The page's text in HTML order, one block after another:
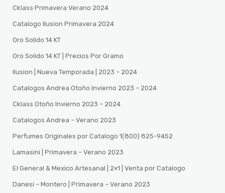
Cklass Primavera Verano 2024
Catalogo Ilusion Primavera 2024
Oro Solido 14 KT
Oro Solido 14 KT | Precios Por Gramo
Ilusion | Nueva Temporada | 2023 – 2024
Catalogos Andrea Otoño Invierno 2023 – 2024
Cklass Otoño Invierno 2023 – 2024
Catalogos Andrea – Verano 2023
Perfumes Originales por Catalogo 1(800) 825-9452
Lamasini | Primavera – Verano 2023
El General & Mexico Artesanal | 2×1 | Venta por Catalogo
Danesi – Montero | Primavera – Verano 2023